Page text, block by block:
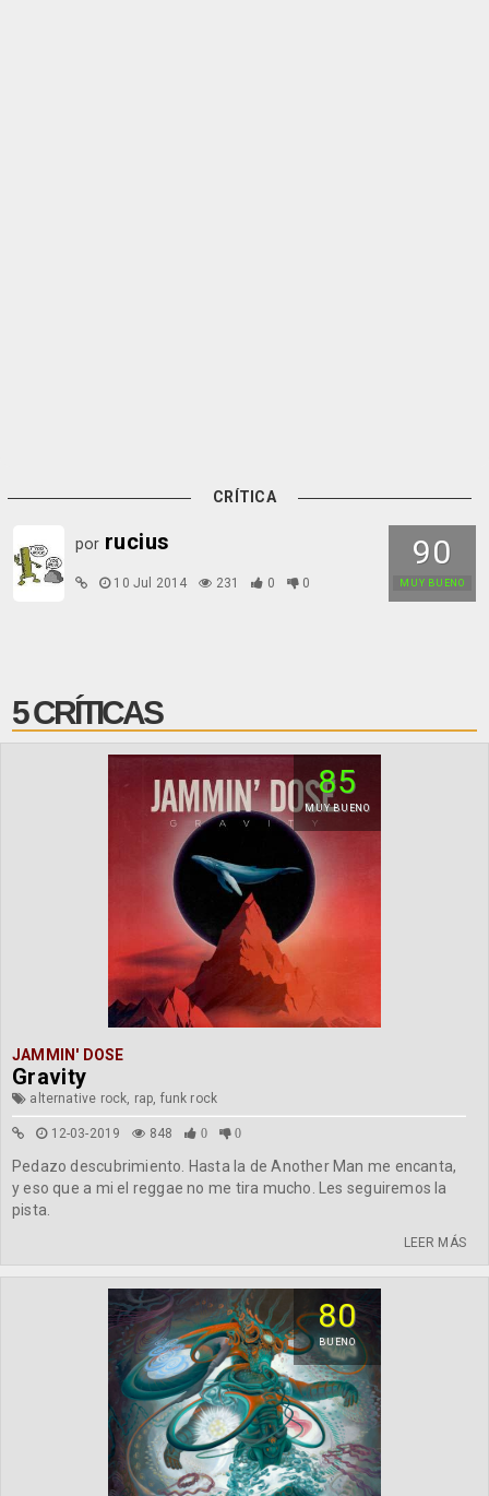
CRÍTICA
90
MUY BUENO
por rucius
10 Jul 2014 231 0 0
5 CRÍTICAS
85
MUY BUENO
JAMMIN' DOSE
Gravity
alternative rock, rap, funk rock
12-03-2019 848 0 0
Pedazo descubrimiento. Hasta la de Another Man me encanta,
y eso que a mi el reggae no me tira mucho. Les seguiremos la
pista.
LEER MÁS
80
BUENO